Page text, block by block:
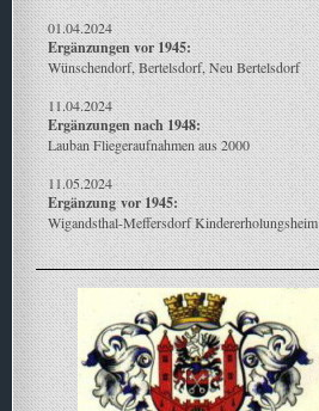
01.04.2024
Ergänzungen vor 1945:
Wünschendorf, Bertelsdorf, Neu Bertelsdorf
11.04.2024
Ergänzungen nach 1948:
Lauban Fliegeraufnahmen aus 2000
11.05.2024
Ergänzungvor 1945:
Wigandsthal-Meffersdorf Kindererholungsheim